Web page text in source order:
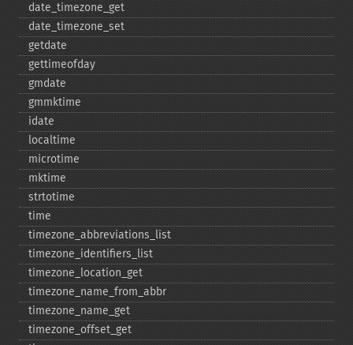
date_​timezone_​get
date_​timezone_​set
getdate
gettimeofday
gmdate
gmmktime
idate
localtime
microtime
mktime
strtotime
time
timezone_​abbreviations_​list
timezone_​identifiers_​list
timezone_​location_​get
timezone_​name_​from_​abbr
timezone_​name_​get
timezone_​offset_​get